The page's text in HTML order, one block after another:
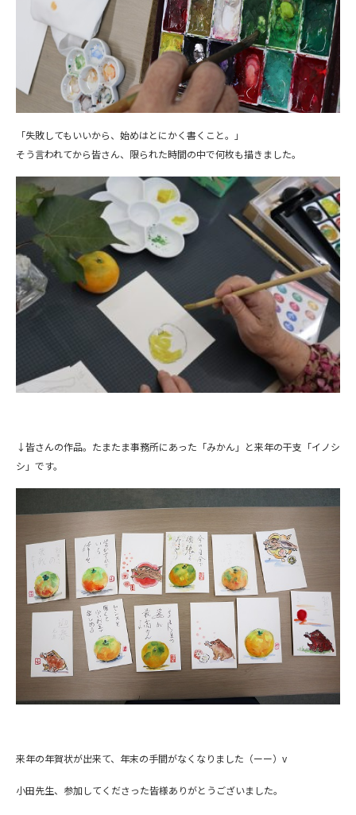
「失敗してもいいから、始めはとにかく書くこと。」
そう言われてから皆さん、限られた時間の中で何枚も描きました。
↓皆さんの作品。たまたま事務所にあった「みかん」と来年の干支「イノシ
シ」です。
来年の年賀状が出来て、年末の手間がなくなりました（ーー）v
小田先生、参加してくださった皆様ありがとうございました。